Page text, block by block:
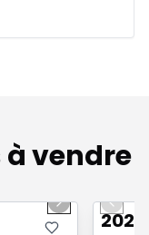
à vendre
Next slide2020